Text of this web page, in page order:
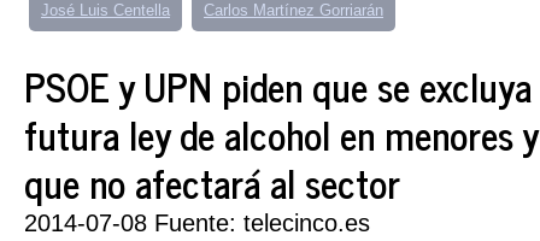
José Luis Centella Carlos Martínez Gorriarán
PSOE y UPN piden que se
futura ley de alcohol en menores
que no afectará al sector
2014-07-08 Fuente: telecinco.es